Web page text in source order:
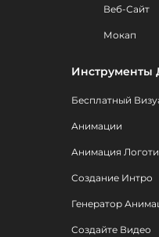
Веб-Сайт
Мокап
Инструменты
Бесплатный
Анимации
Анимация
Создание Интро
Генератор
Создайте Видео